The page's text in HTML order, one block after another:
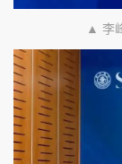
▲ 李